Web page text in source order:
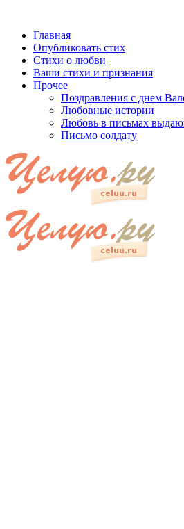
Главная
Опубликовать стих
Стихи о любви
Ваши стихи и признания
Прочее
Поздравления с днем
Любовные истории
Любовь в письмах
Письмо солдату